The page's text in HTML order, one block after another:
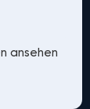
ansehen